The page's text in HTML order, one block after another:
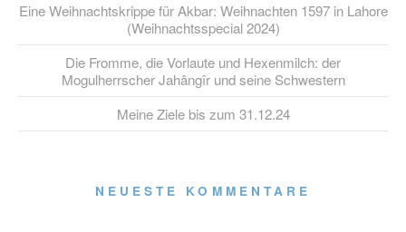
Eine Weihnachtskrippe für Akbar: Weihnachten 1597 in Lahore
(Weihnachtsspecial 2024)
Die Fromme, die Vorlaute und Hexenmilch: der
Mogulherrscher Jahângîr und seine Schwestern
Meine Ziele bis zum 31.12.24
NEUESTE KOMMENTARE